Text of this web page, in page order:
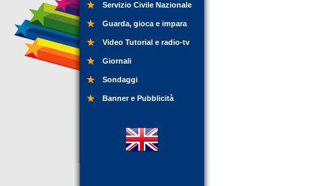
Servizio Civile Nazionale
Guarda, gioca e impara
Video Tutorial e radio-tv
Giornali
Sondaggi
Banner e Pubblicità